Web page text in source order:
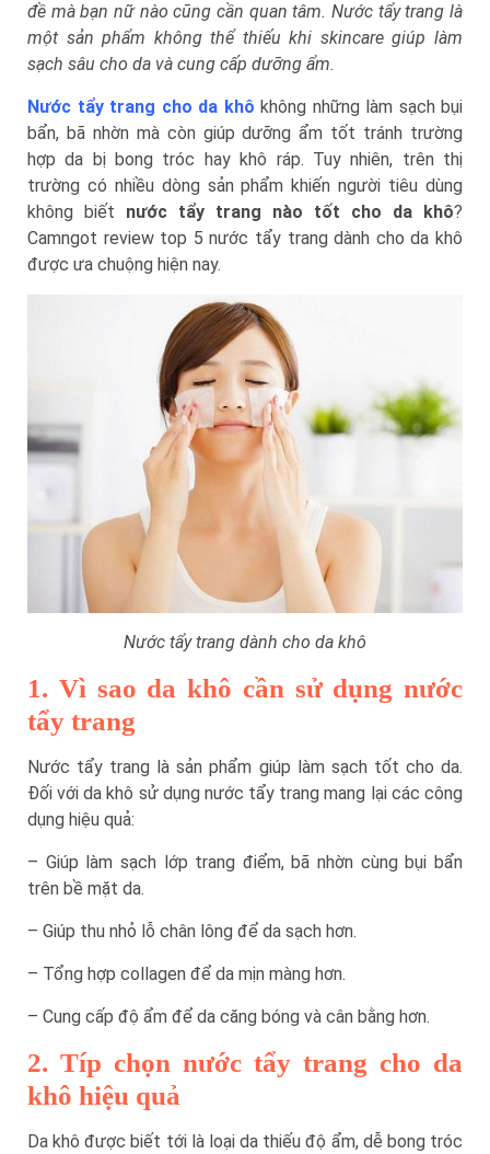
đề mà bạn nữ nào cũng cần quan tâm. Nước tẩy trang là
một sản phẩm không thể thiếu khi skincare giúp làm
sạch sâu cho da và cung cấp dưỡng ẩm.
Nước tẩy trang cho da khô không những làm sạch bụi
bẩn, bã nhờn mà còn giúp dưỡng ẩm tốt tránh trường
hợp da bị bong tróc hay khô ráp. Tuy nhiên, trên thị
trường có nhiều dòng sản phẩm khiến người tiêu dùng
không biết nước tẩy trang nào tốt cho da khô?
Camngot review top 5 nước tẩy trang dành cho da khô
được ưa chuộng hiện nay.
Nước tẩy trang dành cho da khô
1. Vì sao da khô cần sử dụng nước
tẩy trang
Nước tẩy trang là sản phẩm giúp làm sạch tốt cho da.
Đối với da khô sử dụng nước tẩy trang mang lại các công
dụng hiệu quả:
– Giúp làm sạch lớp trang điểm, bã nhờn cùng bụi bẩn
trên bề mặt da.
– Giúp thu nhỏ lỗ chân lông để da sạch hơn.
– Tổng hợp collagen để da mịn màng hơn.
– Cung cấp độ ẩm để da căng bóng và cân bằng hơn.
2. Típ chọn nước tẩy trang cho da
khô hiệu quả
Da khô được biết tới là loại da thiếu độ ẩm, dễ bong tróc